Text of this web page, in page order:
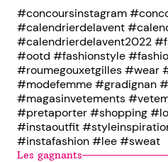
#concoursinstagram
#calendrierdelavent
#calendrierdelavent2022
#ootd #fashionstyle
#roumegouxetgilles #wear
#modefemme #gradignan
#magasinvetements
#pretaporter #shopping
#instaoutfit
#instafashion #lee #sweat
Les gagnants